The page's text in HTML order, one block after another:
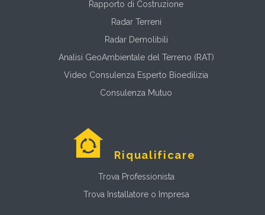
Rapporto di Costruzione
Radar Terreni
Radar Demolibili
Analisi GeoAmbientale del Terreno (RAT)
Video Consulenza Esperto Bioedilizia
Consulenza Mutuo
Riqualificare
Trova Professionista
Trova Installatore o Impresa